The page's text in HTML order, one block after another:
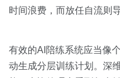
时间浪费，而放任自流则
有效的AI陪练系统应当像
动生成分层训练计划。深